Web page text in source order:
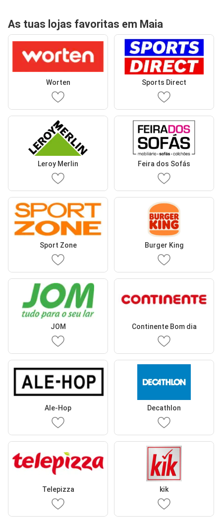
As tuas lojas favoritas em Maia
Worten Sports Direct
Leroy Merlin Feira dos Sofás
Sport Zone Burger King
JOM Continente Bom dia
Ale-Hop Decathlon
Telepizza kik